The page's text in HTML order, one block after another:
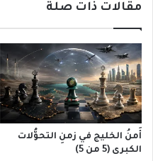
مقالات ذات صلة
أَمنُ الخليج في زمنِ التحوُّلات
الكبرى (5 من 5)